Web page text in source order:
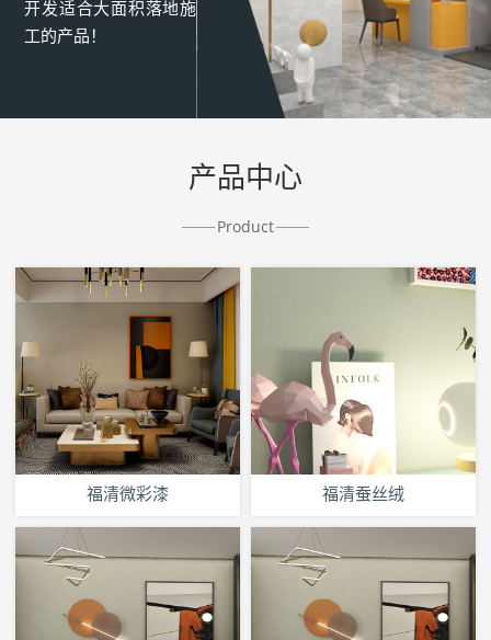
开发适合大面积落地施
工的产品！
产品中心
Product
福清微彩漆 福清蚕丝绒